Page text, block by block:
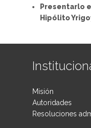
Presentarlo
Hipólito
Misión
Autoridades
Resoluciones